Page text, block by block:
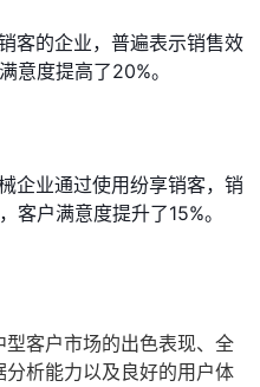
客的企业，普遍表示销售效
意度提高了20%。
企业通过使用纷享销客，销
客户满意度提升了15%。
客户市场的出色表现、全
析能力以及良好的用户体